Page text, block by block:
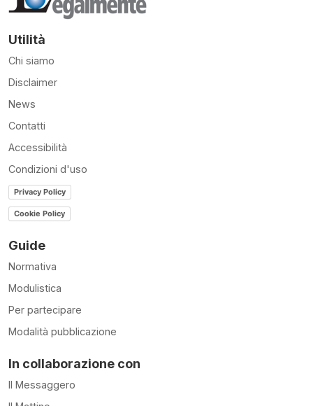
Utilità
Chi siamo
Disclaimer
News
Contatti
Accessibilità
Condizioni d'uso
Privacy Policy
Cookie Policy
Guide
Normativa
Modulistica
Per partecipare
Modalità pubblicazione
In collaborazione con
Il Messaggero